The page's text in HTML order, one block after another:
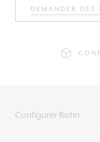
DEMANDER
Configurer Rotin